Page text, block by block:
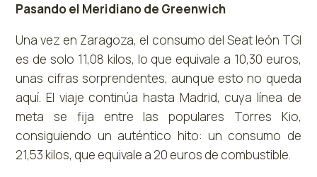
Pasando el Meridiano de Greenwich
Una vez en Zaragoza, el consumo del Seat león TGI
es de solo 11,08 kilos, lo que equivale a 10,30 euros,
unas cifras sorprendentes, aunque esto no queda
aquí. El viaje continúa hasta Madrid, cuya línea de
meta se fija entre las populares Torres Kio,
consiguiendo un auténtico hito: un consumo de
21,53 kilos, que equivale a 20 euros de combustible.